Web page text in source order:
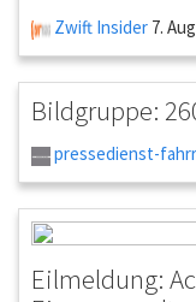
Zwift Insider 7. Aug
Bildgruppe:
pressedienst-
Eilmeldung: